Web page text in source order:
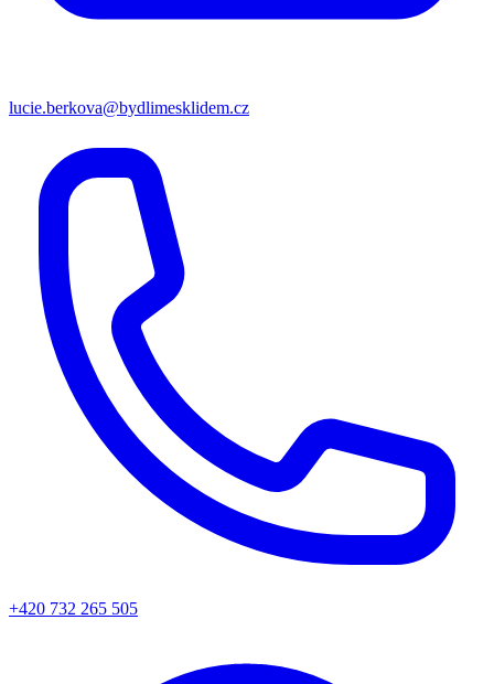
lucie.berkova@bydlimesklidem.cz
+420 732 265 505